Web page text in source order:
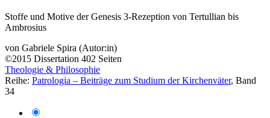
Stoffe und Motive der Genesis 3-Rezeption von Tertullian bis
Ambrosius
von Gabriele Spira (Autor:in)
©2015 Dissertation 402 Seiten
Theologie & Philosophie
Reihe: Patrologia – Beiträge zum Studium der Kirchenväter, Band
34